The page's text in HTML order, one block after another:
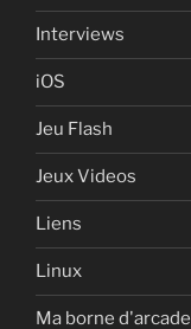
Interviews
iOS
Jeu Flash
Jeux Videos
Liens
Linux
Ma borne d'arcade